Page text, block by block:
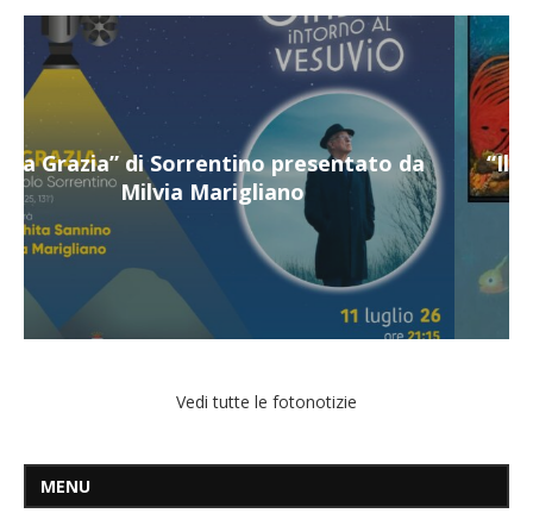
“Il respiro del mare”, personale di Terry
Mangiatordi
Vedi tutte le fotonotizie
MENU